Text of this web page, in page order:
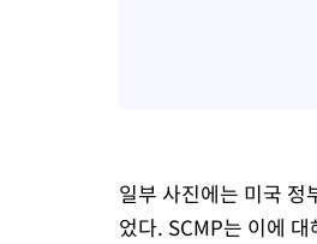
일부 사진에는 미국
었다. SCMP는 이에